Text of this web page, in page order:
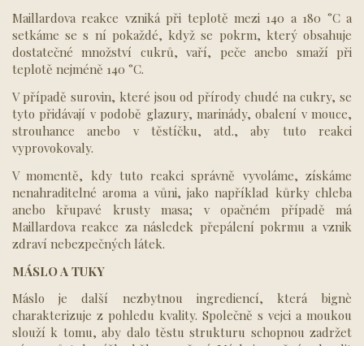
Maillardova reakce vzniká při teplotě mezi 140 a 180 °C a
setkáme se s ní pokaždé, když se pokrm, který obsahuje
dostatečné množství cukrů, vaří, peče anebo smaží při
teplotě nejméně 140 °C.
V případě surovin, které jsou od přírody chudé na cukry, se
tyto přidávají v podobě glazury, marinády, obalení v mouce,
strouhance anebo v těstíčku, atd., aby tuto reakci
vyprovokovaly.
V momentě, kdy tuto reakci správně vyvoláme, získáme
nenahraditelné aroma a vůni, jako například kůrky chleba
anebo křupavé krusty masa; v opačném případě má
Maillardova reakce za následek přepálení pokrmu a vznik
zdraví nebezpečných látek.
MÁSLO A TUKY
Máslo je další nezbytnou ingrediencí, která bignè
charakterizuje z pohledu kvality. Společně s vejci a moukou
slouží k tomu, aby dalo těstu strukturu schopnou zadržet